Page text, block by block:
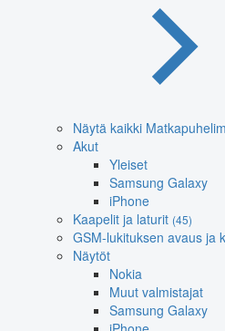
Näytä kaikki
Akut
Yleiset
Samsung Galaxy
iPhone
Kaapelit ja laturit (45)
GSM-lukituksen avaus ja
Näytöt
Nokia
Muut valmistajat
Samsung Galaxy